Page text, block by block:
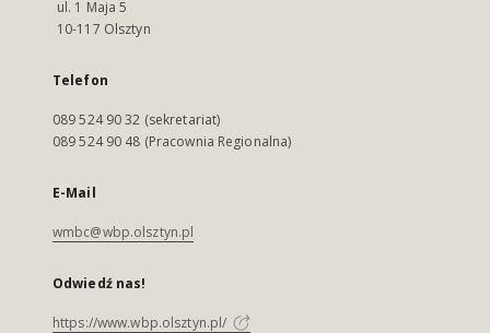
ul. 1 Maja 5
10-117 Olsztyn
Telefon
089 524 90 32 (sekretariat)
089 524 90 48 (Pracownia Regionalna)
E-Mail
wmbc@wbp.olsztyn.pl
Odwiedź nas!
https://www.wbp.olsztyn.pl/